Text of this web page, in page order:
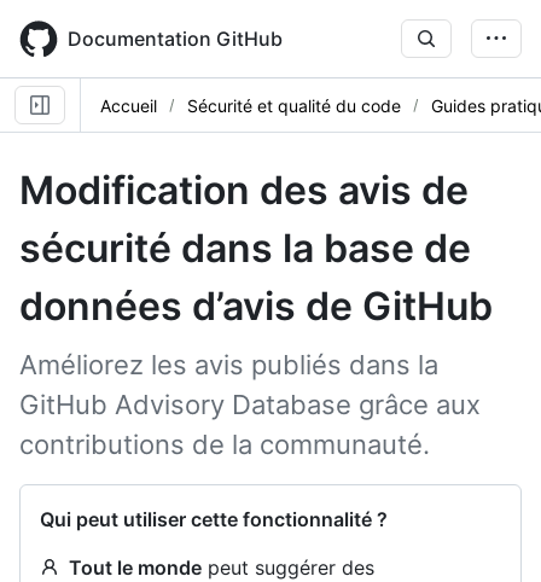
main
content
Documentation GitHub
Accueil Sécurité et qualité du code Guides
Modification des avis de
sécurité dans la base de
données d’avis de GitHub
Améliorez les avis publiés dans la
GitHub Advisory Database grâce aux
contributions de la communauté.
Qui peut utiliser cette fonctionnalité ?
Tout le monde peut suggérer des